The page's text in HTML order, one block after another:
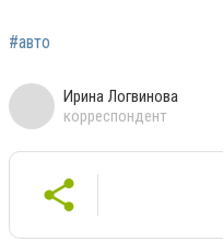
#авто
Ирина Логвинова
корреспондент